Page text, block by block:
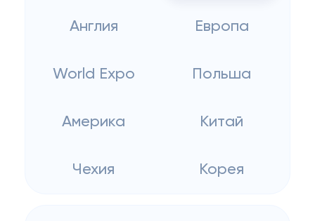
Англия Европа
World Expo Польша
Америка Китай
Чехия Корея